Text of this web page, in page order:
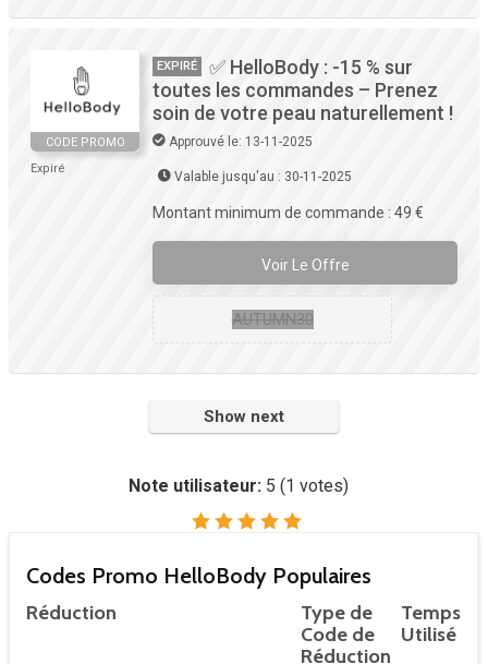
CODE PROMO
Expiré
EXPIRÉ
✅ HelloBody : -15 % sur
toutes les commandes – Prenez
soin de votre peau naturellement !
Approuvé le: 13-11-2025
Valable jusqu'au : 30-11-2025
Montant minimum de commande : 49 €
Voir Le Offre
AUTUMN30
Show next
Note utilisateur: 5 (1 votes)
Codes Promo HelloBody Populaires
Réduction
Type de
Code de
Réduction
Temps
Utilisé